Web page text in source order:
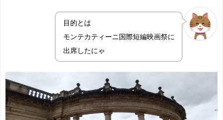
目的とは
モンテカティーニ国際短編映画祭に
出席したにゃ